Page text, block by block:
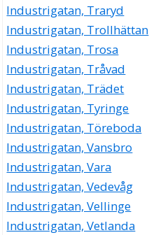
Industrigatan, Traryd
Industrigatan, Trollhättan
Industrigatan, Trosa
Industrigatan, Tråvad
Industrigatan, Trädet
Industrigatan, Tyringe
Industrigatan, Töreboda
Industrigatan, Vansbro
Industrigatan, Vara
Industrigatan, Vedevåg
Industrigatan, Vellinge
Industrigatan, Vetlanda